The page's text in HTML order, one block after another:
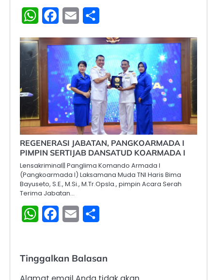
WhatsAppFacebook
Email
REGENERASI JABATAN, PANGKOARMADA I
PIMPIN SERTIJAB DANSATUD KOARMADA I
Lensakriminal|| Panglima Komando Armada I
(Pangkoarmada I) Laksamana Muda TNI Haris Bima
Bayuseto, S.E., M.Si., M.Tr.Opsla., pimpin Acara Serah
Terima Jabatan…
WhatsAppFacebook
Email
Tinggalkan Balasan